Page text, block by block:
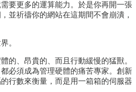
要更多的運算能力。於是你再開一張
並祈禱你的網站在這期間不會崩潰，
。
的、昂貴的、而且行動緩慢的猛獸。
必須成為管理硬體的痛苦專家。創新
行數來衡量，而是用一箱箱的伺服器